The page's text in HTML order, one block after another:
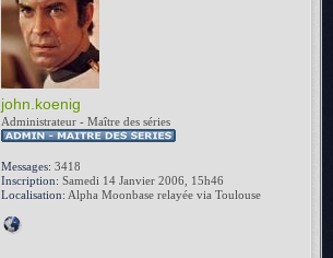
john.koenig
Administrateur - Maître des séries
Messages: 3418
Inscription: Samedi 14 Janvier 2006, 15h46
Localisation: Alpha Moonbase relayée via Toulouse